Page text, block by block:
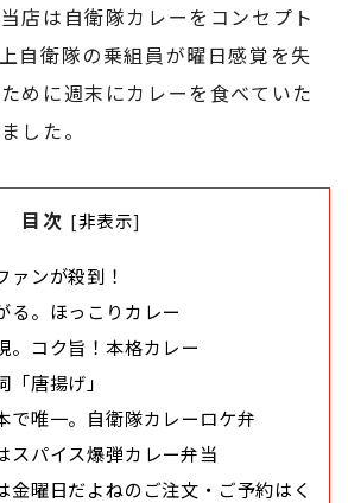
店は自衛隊カレーをコンセプト
自衛隊の乗組員が曜日感覚を失
めに週末にカレーを食べていた
した。
目次 [非表示]
ァンが殺到！
る。ほっこりカレー
。コク旨！本格カレー
唐揚げ」
で唯一。自衛隊カレーロケ弁
スパイス爆弾カレー弁当
金曜日だよねのご注文・ご予約はく